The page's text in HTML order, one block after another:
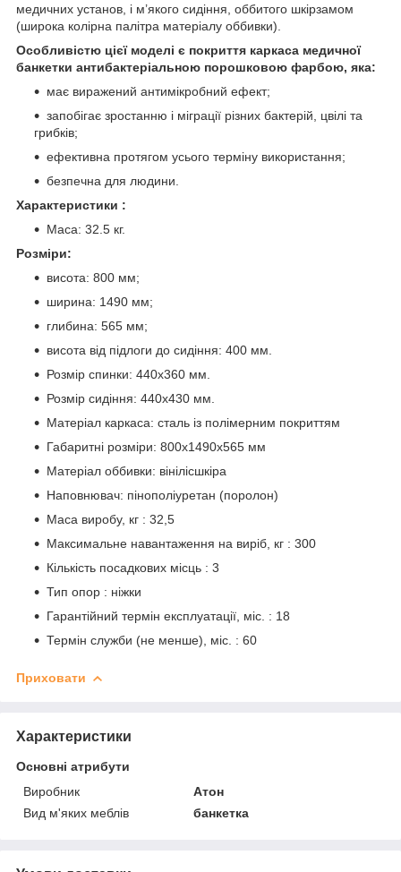
медичних установ, і м’якого сидіння, оббитого шкірзамом
(широка колірна палітра матеріалу оббивки).
Особливістю цієї моделі є покриття каркаса медичної
банкетки антибактеріальною порошковою фарбою, яка:
має виражений антимікробний ефект;
запобігає зростанню і міграції різних бактерій, цвілі та
грибків;
ефективна протягом усього терміну використання;
безпечна для людини.
Характеристики :
Маса: 32.5 кг.
Розміри:
висота: 800 мм;
ширина: 1490 мм;
глибина: 565 мм;
висота від підлоги до сидіння: 400 мм.
Розмір спинки: 440х360 мм.
Розмір сидіння: 440х430 мм.
Матеріал каркаса: сталь із полімерним покриттям
Габаритні розміри: 800х1490х565 мм
Матеріал оббивки: вінілісшкіра
Наповнювач: пінополіуретан (поролон)
Маса виробу, кг : 32,5
Максимальне навантаження на виріб, кг : 300
Кількість посадкових місць : 3
Тип опор : ніжки
Гарантійний термін експлуатації, міс. : 18
Термін служби (не менше), міс. : 60
Приховати
Характеристики
Основні атрибути
Виробник
Атон
Вид м'яких меблів
банкетка